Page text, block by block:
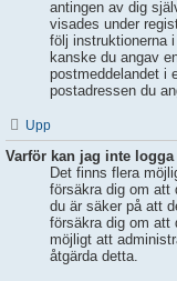
antingen av dig
visades under
följ instruktionerna
kanske du angav
postmeddelandet i
postadressen du
Upp
Varför kan jag inte
Det finns flera
försäkra dig om att
du är säker på att
försäkra dig om att
möjligt att
åtgärda detta.